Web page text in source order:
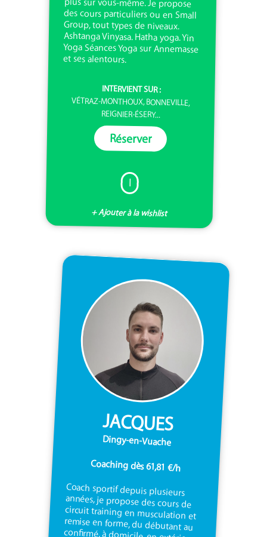
et ses alentours.
INTERVIENT SUR :
VÉTRAZ-MONTHOUX, BONNEVILLE,
REIGNIER-ÉSERY...
Réserver
I
+ Ajouter à la wishlist
JACQUES
Dingy-en-Vuache
Coaching dès 61,81 €/h
Coach sportif depuis plusieurs
années, je propose des cours de
circuit training en musculation et
remise en forme, du débutant au
confirmé, à domicile, en extérieur
ou en salle. J'utilise cette
technique d'entrainement pour
une partie de mes séances sur
Annemasse, afin de s'entrainer